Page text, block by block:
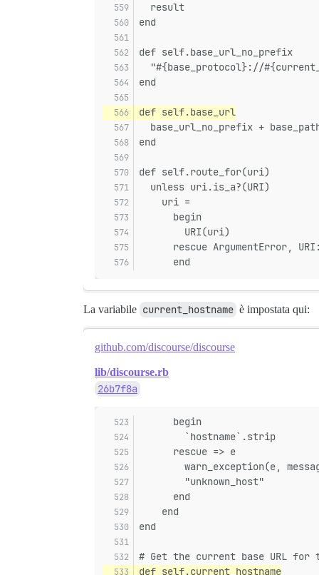
  result
end
def self.base_url_no_prefix
"#{base_protocol}://
end
def self.base_url
base_url_no_prefix +
end
def self.route_for(uri)
  unless uri.is_a?(URI)
    uri =
      begin
        URI(uri)
rescue ArgumentError,
      end
La variabile current_hostname è impostata qui:
github.com/discourse/discourse
lib/discourse.rb
26b7f8a
      begin
        `hostname`.strip
      rescue => e
warn_exception(e,
        "unknown_host"
      end
    end
end
# Get the current base URL
def self.current_hostname